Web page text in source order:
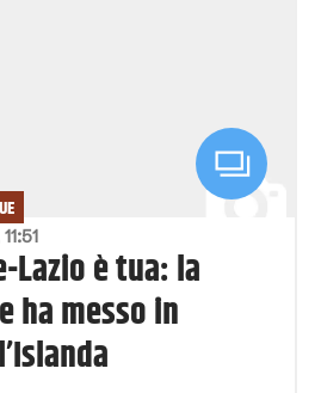
Lazio è tua: la
ha messo in